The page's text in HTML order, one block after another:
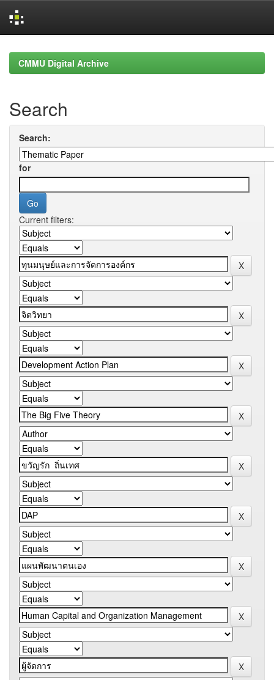
navigationCMMU Digital Archive
Search
Search:
for
Current filters: